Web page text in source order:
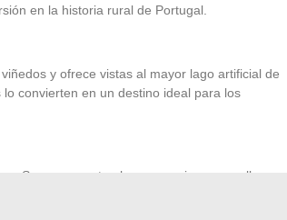
en la historia rural de Portugal.
y ofrece vistas al mayor lago artificial de
convierten en un destino ideal para los
Sus casas estrechas y sus sinuosas calles